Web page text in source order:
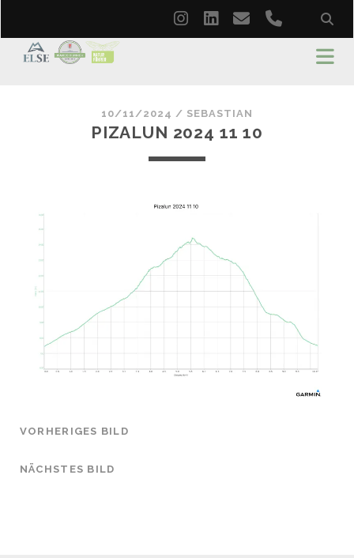
instagram
linkedin
emailphone
10/11/2024 / SEBASTIAN
PIZALUN 2024 11 10
VORHERIGES BILD
NÄCHSTES BILD